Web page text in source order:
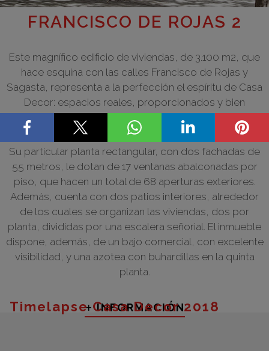
FRANCISCO DE ROJAS 2
Este magnífico edificio de viviendas, de 3.100 m2, que
hace esquina con las calles Francisco de Rojas y
Sagasta, representa a la perfección el espíritu de Casa
Decor: espacios reales, proporcionados y bien
iluminados, en un excelente estado de conservación.
Su particular planta rectangular, con dos fachadas de
55 metros, le dotan de 17 ventanas abalconadas por
piso, que hacen un total de 68 aperturas exteriores.
Además, cuenta con dos patios interiores, alrededor
de los cuales se organizan las viviendas, dos por
planta, divididas por una escalera señorial. El inmueble
dispone, además, de un bajo comercial, con excelente
visibilidad, y una azotea con buhardillas en la quinta
planta.
+ INFORMACIÓN
Timelapse Casa Decor 2018